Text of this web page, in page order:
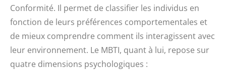
Conformité. Il permet de classifier les individus en
fonction de leurs préférences comportementales et
de mieux comprendre comment ils interagissent avec
leur environnement. Le MBTI, quant à lui, repose sur
quatre dimensions psychologiques :